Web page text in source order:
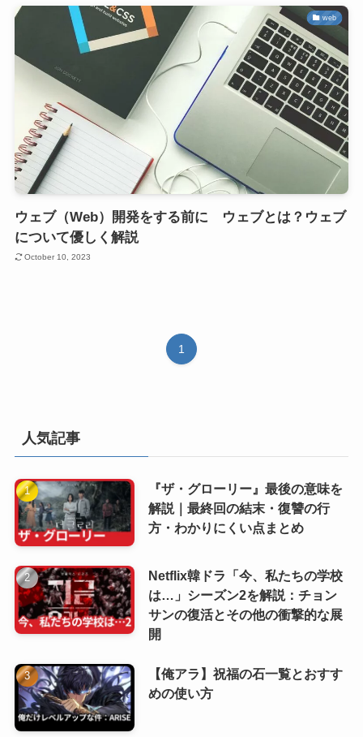
web
ウェブ（Web）開発をする前に ウェブとは？ウェブ
について優しく解説
October 10, 2023
1
人気記事
『ザ・グローリー』最後の意味を
解説｜最終回の結末・復讐の行
方・わかりにくい点まとめ
Netflix韓ドラ「今、私たちの学校
は…」シーズン2を解説：チョン
サンの復活とその他の衝撃的な展
開
【俺アラ】祝福の石一覧とおすす
めの使い方